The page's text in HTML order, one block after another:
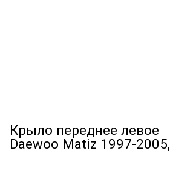
Крыло переднее левое
Daewoo Matiz 1997-2005,